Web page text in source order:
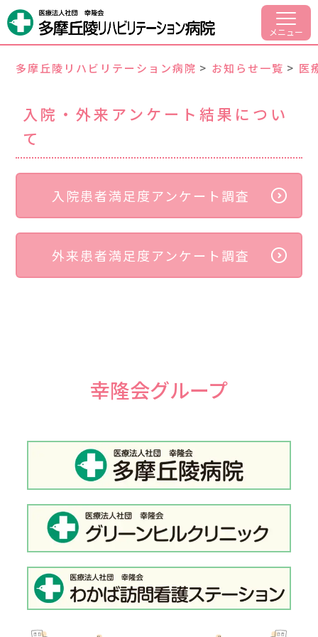
メニュー
病院案内
交通アクセス
採用情報
代表 042-797-1701
多摩丘陵リハビリテーション病院 > お知らせ一覧 > 医
入院・外来アンケート結果につい
て
入院患者満足度アンケート調査
外来患者満足度アンケート調査
幸隆会グループ